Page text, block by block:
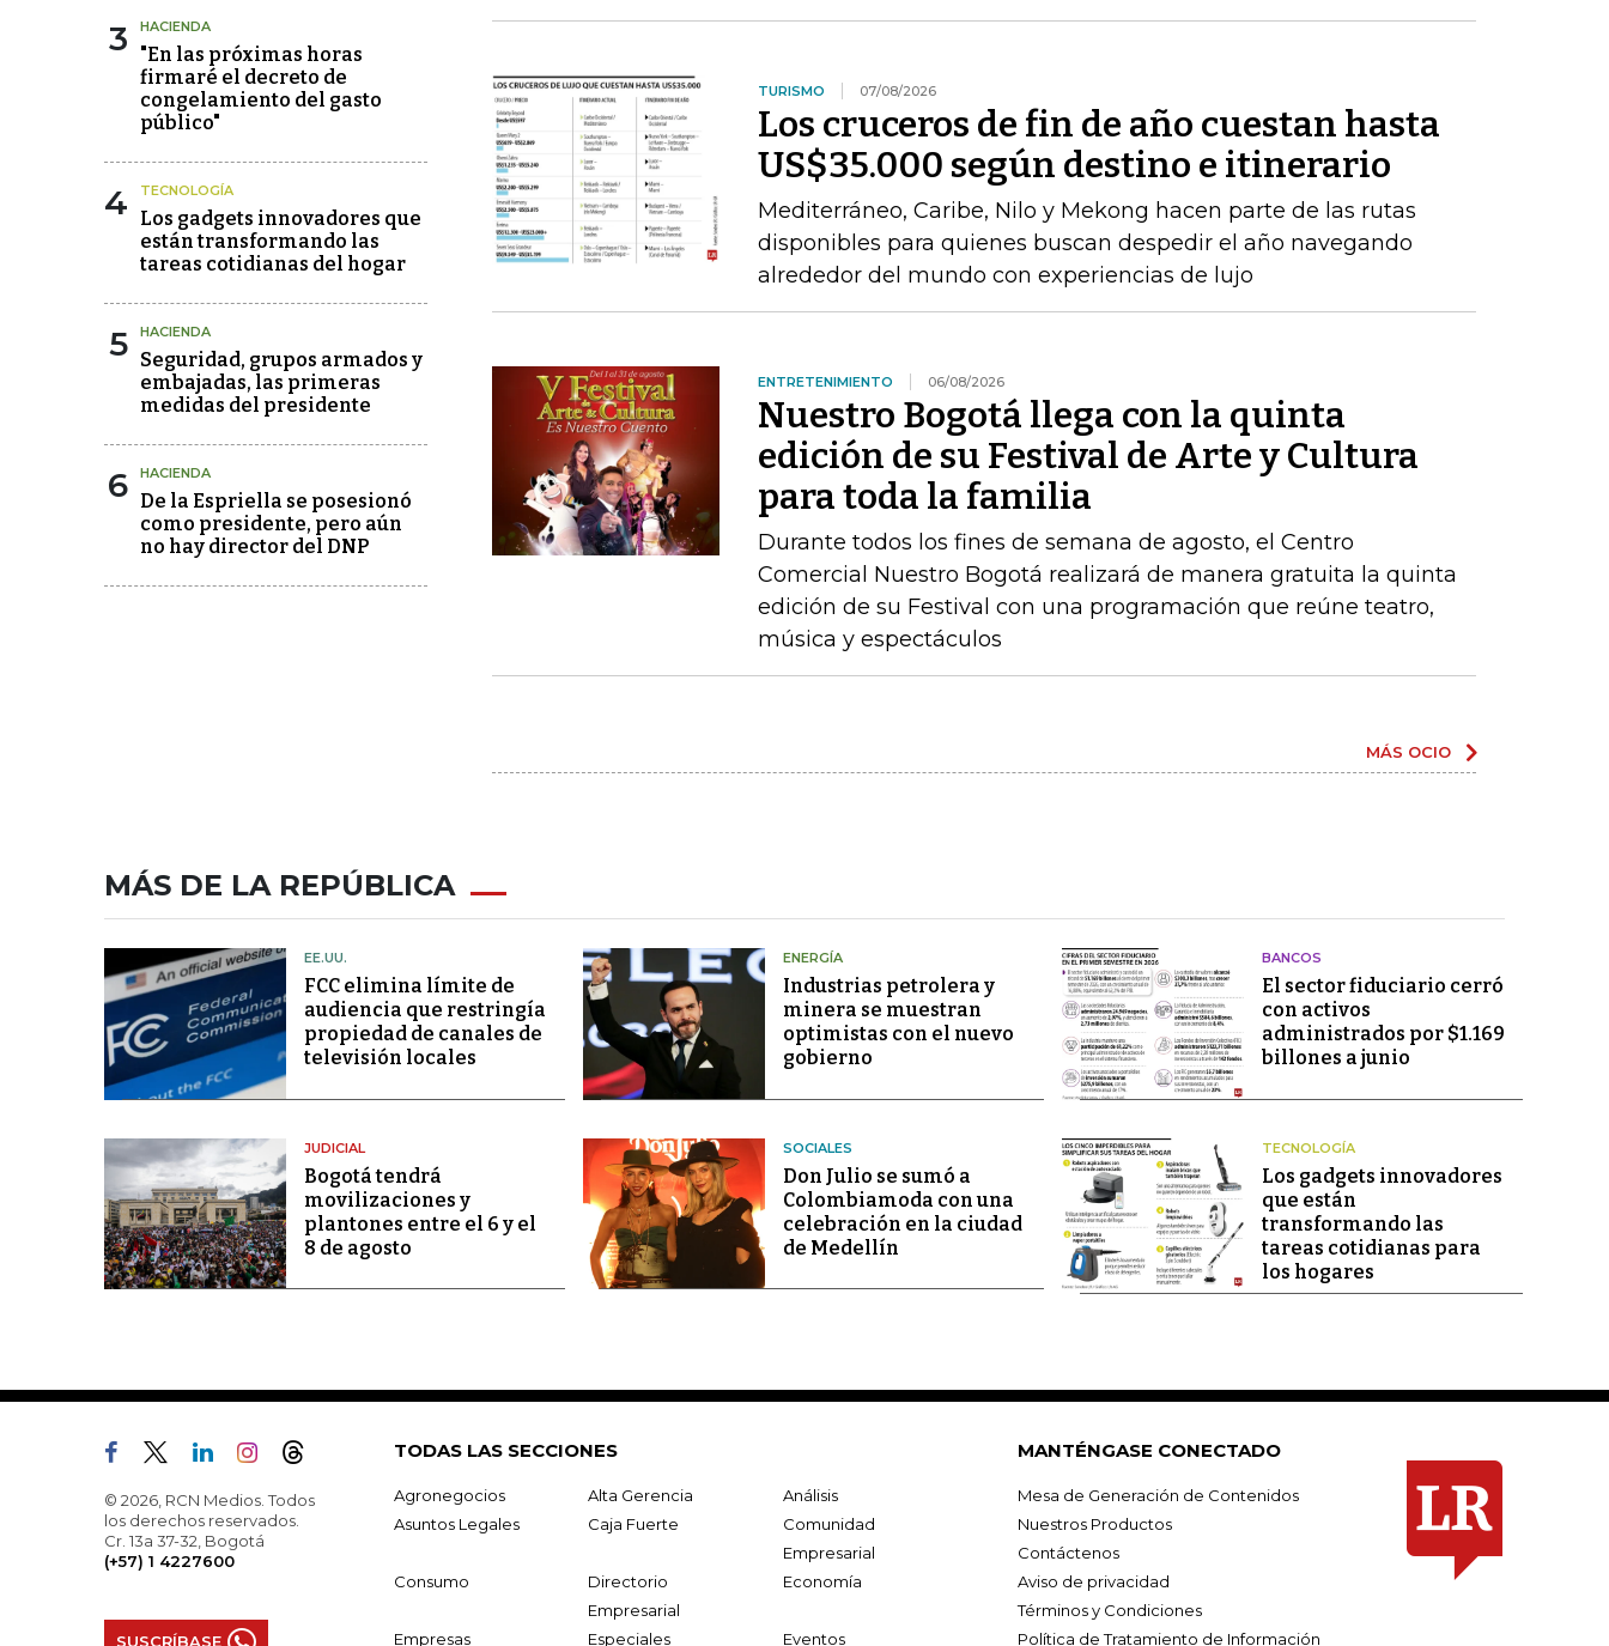
3 HACIENDA
"En las próximas horas
firmaré el decreto de
congelamiento del gasto
público"
4 TECNOLOGÍA
Los gadgets innovadores que
están transformando las
tareas cotidianas del hogar
5 HACIENDA
Seguridad, grupos armados y
embajadas, las primeras
medidas del presidente
6 HACIENDA
De la Espriella se posesionó
como presidente, pero aún
no hay director del DNP
TURISMO 07/08/2026
Los cruceros de fin de año cuestan hasta
US$35.000 según destino e itinerario
Mediterráneo, Caribe, Nilo y Mekong hacen parte de las rutas
disponibles para quienes buscan despedir el año navegando
alrededor del mundo con experiencias de lujo
ENTRETENIMIENTO 06/08/2026
Nuestro Bogotá llega con la quinta
edición de su Festival de Arte y Cultura
para toda la familia
Durante todos los fines de semana de agosto, el Centro
Comercial Nuestro Bogotá realizará de manera gratuita la quinta
edición de su Festival con una programación que reúne teatro,
música y espectáculos
MÁS OCIO
MÁS DE LA REPÚBLICA
EE.UU.
FCC elimina límite de
audiencia que restringía
propiedad de canales de
televisión locales
ENERGÍA
Industrias petrolera y
minera se muestran
optimistas con el nuevo
gobierno
BANCOS
El sector fiduciario cerró
con activos
administrados por $1.169
billones a junio
JUDICIAL
Bogotá tendrá
movilizaciones y
plantones entre el 6 y el
8 de agosto
SOCIALES
Don Julio se sumó a
Colombiamoda con una
celebración en la ciudad
de Medellín
TECNOLOGÍA
Los gadgets innovadores
que están
transformando las
tareas cotidianas para
los hogares
© 2026, RCN Medios. Todos
los derechos reservados.
Cr. 13a 37-32, Bogotá
(+57) 1 4227600
SUSCRÍBASE
TODAS LAS SECCIONES
Agronegocios Alta Gerencia
Análisis
Asuntos Legales
Caja Fuerte
Comunidad
Empresarial
Consumo
Directorio
Empresarial
Economía
Empresas Especiales Eventos
MANTÉNGASE CONECTADO
Mesa de Generación de Contenidos
Nuestros Productos
Contáctenos
Aviso de privacidad
Términos y Condiciones
Política de Tratamiento de Información